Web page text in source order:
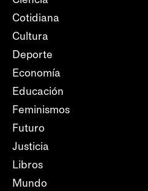
Cotidiana
Cultura
Deporte
Economía
Educación
Feminismos
Futuro
Justicia
Libros
Mundo